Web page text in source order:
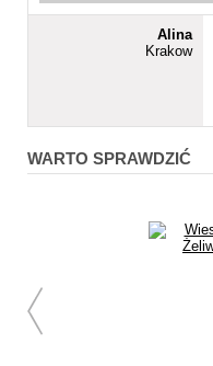
Alina
Krakow
WARTO SPRAWDZIĆ